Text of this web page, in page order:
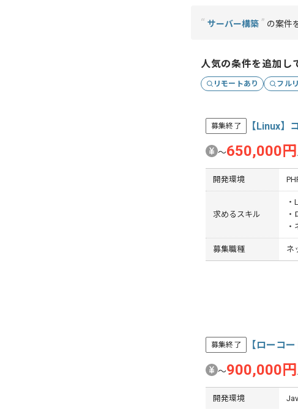
“ サーバー構築 ” の案件
人気の条件を追加し
リモートあり フル
募集終了 【Linux】
〜650,000円
開発環境
求めるスキル
募集職種 ネ
募集終了 【ローコ
〜900,000円
開発環境